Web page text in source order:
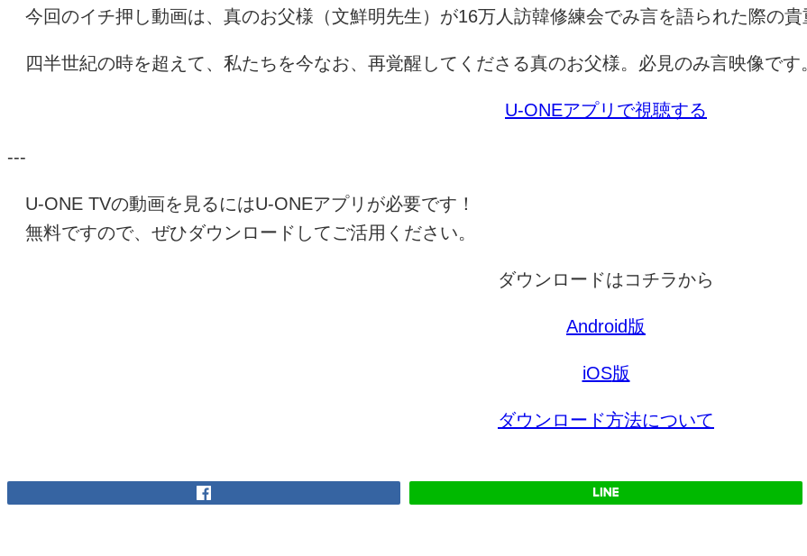
今回のイチ押し動画は、真のお父様（文鮮明先生）が16万人訪韓修練会でみ言を語られた際の貴
四半世紀の時を超えて、私たちを今なお、再覚醒してくださる真のお父様。必見のみ言映像です
U-ONEアプリで視聴する
---
U-ONE TVの動画を見るにはU-ONEアプリが必要です！
無料ですので、ぜひダウンロードしてご活用ください。
ダウンロードはコチラから
Android版
iOS版
ダウンロード方法について